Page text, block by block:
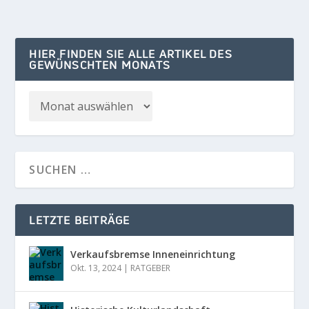
HIER FINDEN SIE ALLE ARTIKEL DES
GEWÜNSCHTEN MONATS
LETZTE BEITRÄGE
Verkaufsbremse Inneneinrichtung
Okt. 13, 2024| RATGEBER